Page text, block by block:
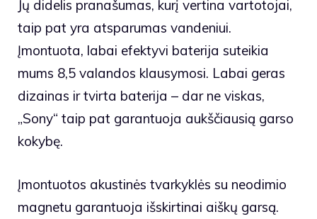
Jų didelis pranašumas, kurį vertina vartotojai,
taip pat yra atsparumas vandeniui.
Įmontuota, labai efektyvi baterija suteikia
mums 8,5 valandos klausymosi. Labai geras
dizainas ir tvirta baterija – dar ne viskas,
„Sony“ taip pat garantuoja aukščiausią garso
kokybę.
Įmontuotos akustinės tvarkyklės su neodimio
magnetu garantuoja išskirtinai aiškų garsą.